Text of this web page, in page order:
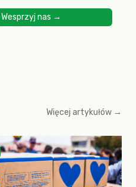
Wesprzyj nas →
Więcej artykułów →